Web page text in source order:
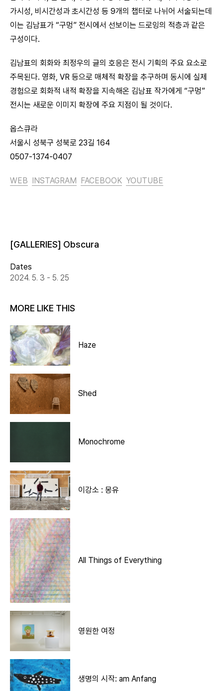
가시성, 비시간성과 초시간성 등 9개의 챕터로 나뉘어 서술되는데
이는 김남표가 “구멍” 전시에서 선보이는 드로잉의 적층과 같은
구성이다.
김남표의 회화와 최정우의 글의 호응은 전시 기획의 주요 요소로
주목된다. 영화, VR 등으로 매체적 확장을 추구하며 동시에 실제
경험으로 회화적 내적 확장을 지속해온 김남표 작가에게 “구멍”
전시는 새로운 이미지 확장에 주요 지점이 될 것이다.
옵스큐라
서울시 성북구 성북로 23길 164
0507-1374-0407
WEB INSTAGRAM FACEBOOK YOUTUBE
[GALLERIES] Obscura
Dates
2024. 5. 3 - 5. 25
MORE LIKE THIS
Haze
Shed
Monochrome
이강소 : 몽유
All Things of Everything
영원한 여정
생명의 시작: am Anfang